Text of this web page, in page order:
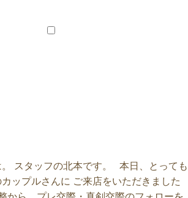
スタッフの北本です。 本日、とっても
ップルさんに ご来店をいただきました